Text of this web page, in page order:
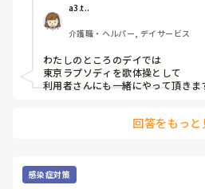
a3.t..
介護職・ヘルパー, デイサービス
わたしのところのデイでは
東京ラプソディを歌体操として
利用者さんにも一緒にやって頂きま
回答をもっと
感染症対策